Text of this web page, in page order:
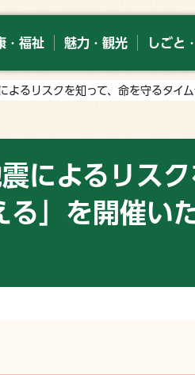
・福祉 魅力・観光 しごと
るリスクを知って、命を守るタイ
によるリス
る」を開催い